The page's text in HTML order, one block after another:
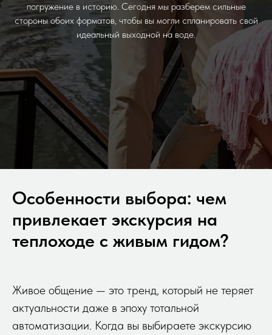
погружение в историю. Сегодня мы разберем сильные
стороны обоих форматов, чтобы вы могли спланировать свой
идеальный выходной на воде.
Особенности выбора: чем
привлекает экскурсия на
теплоходе с живым гидом?
Живое общение — это тренд, который не теряет
актуальности даже в эпоху тотальной
автоматизации. Когда вы выбираете экскурсию